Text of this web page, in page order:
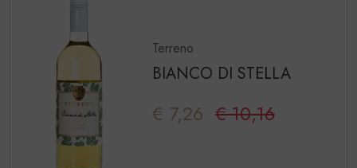
Terreno
BIANCO DI STELLA
€ 7,26 € 10,16